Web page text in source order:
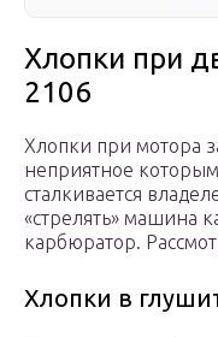
Хлопки при
2106
Хлопки при мотора
неприятное
сталкивается
«стрелять» машина
карбюратор.
Хлопки в